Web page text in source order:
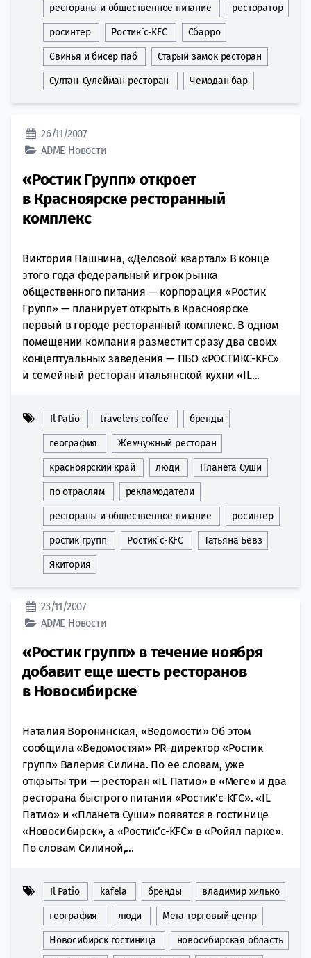
рестораны и общественное питание ресторатор
росинтер Ростик`с-KFC Сбарро
Свинья и бисер паб Старый замок ресторан
Султан-Сулейман ресторан Чемодан бар
26/11/2007
ADME Новости
«Ростик Групп» откроет
в Красноярске ресторанный
комплекс
Виктория Пашнина, «Деловой квартал» В конце
этого года федеральный игрок рынка
общественного питания — корпорация «Ростик
Групп» — планирует открыть в Красноярске
первый в городе ресторанный комплекс. В одном
помещении компания разместит сразу два своих
концептуальных заведения — ПБО «РОСТИКС-KFC»
и семейный ресторан итальянской кухни «IL...
Il Patio travelers coffee бренды
география Жемчужный ресторан
красноярский край люди Планета Суши
по отраслям рекламодатели
рестораны и общественное питание росинтер
ростик групп Ростик`с-KFC Татьяна Бевз
Якитория
23/11/2007
ADME Новости
«Ростик групп» в течение ноября
добавит еще шесть ресторанов
в Новосибирске
Наталия Воронинская, «Ведомости» Об этом
сообщила «Ведомостям» PR-директор «Ростик
групп» Валерия Силина. По ее словам, уже
открыты три — ресторан «IL Патио» в «Меге» и два
ресторана быстрого питания «Ростик’с-KFC». «IL
Патио» и «Планета Суши» появятся в гостинице
«Новосибирск», а «Ростик’с-KFC» в «Ройял парке».
По словам Силиной,...
Il Patio kafela бренды владимир хилько
география люди Мега торговый центр
Новосибирск гостиница новосибирская область